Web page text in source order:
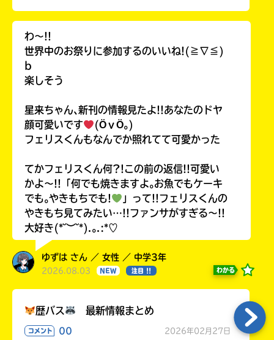
わ〜!!
世界中のお祭りに参加するのいいね!(≧∇≦)
b
楽しそう
星来ちゃん､新刊の情報見たよ!!あなたのドヤ
顔可愛いです
(ӦｖӦ｡)
フェリスくんもなんでか照れてて可愛かった
てかフェリスくん何?!この前の返信!!可愛い
かよ〜!!「何でも焼きますよ｡お魚でもケーキ
でも｡やきもちでも!
」って!!フェリスくんの
やきもち見てみたい…!!ファンサがすぎる〜!!
大好き(*˘︶˘*).｡.:*♡
ゆずは さん ／ 女性 ／ 中学3年
2026.08.03 NEW 注目 !! わかる
歴バス 最新情報まとめ
コメント 00 2026年02月27日